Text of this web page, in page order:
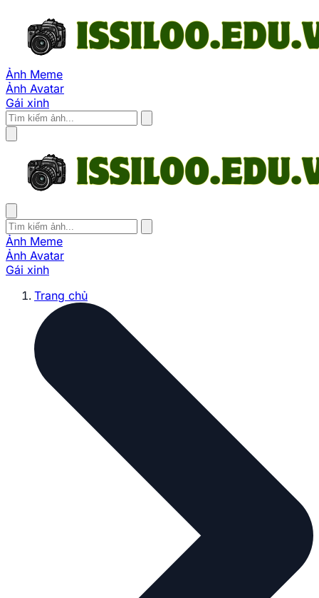
Ảnh Meme
Ảnh Avatar
Gái xinh
Ảnh Meme
Ảnh Avatar
Gái xinh
Trang chủ